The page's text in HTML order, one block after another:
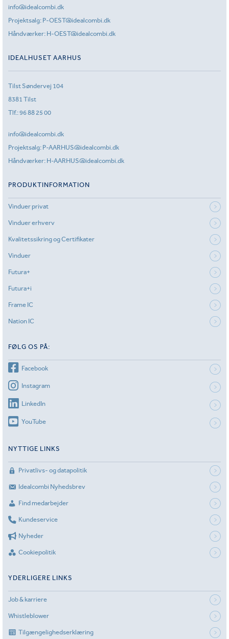
info@idealcombi.dk
Projektsalg: P-OEST@idealcombi.dk
Håndværker: H-OEST@idealcombi.dk
IDEALHUSET AARHUS
Tilst Søndervej 104
8381 Tilst
Tlf.:96 88 25 00
info@idealcombi.dk
Projektsalg: P-AARHUS@idealcombi.dk
Håndværker: H-AARHUS@idealcombi.dk
PRODUKTINFORMATION
Vinduer privat
Vinduer erhverv
Kvalitetssikring og Certifikater
Vinduer
Futura+
Futura+i
Frame IC
Nation IC
FØLG OS PÅ:
Facebook
Instagram
LinkedIn
YouTube
NYTTIGE LINKS
Privatlivs- og datapolitik
Idealcombi Nyhedsbrev
Find medarbejder
Kundeservice
Nyheder
Cookiepolitik
YDERLIGERE LINKS
Job & karriere
Whistleblower
Tilgængelighedserklæring